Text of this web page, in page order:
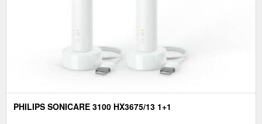
PHILIPS SONICARE 3100 HX3675/13 1+1